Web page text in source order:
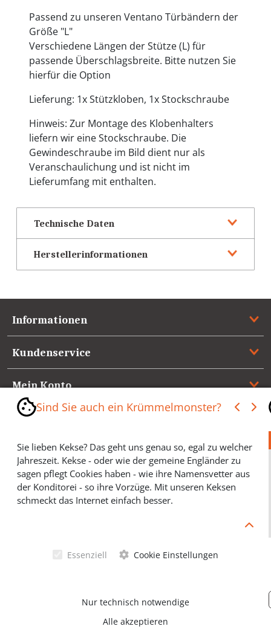
Passend zu unseren Ventano Türbändern der
Größe "L"
Verschiedene Längen der Stütze (L) für
passende Überschlagsbreite. Bitte nutzen Sie
hierfür die Option
Lieferung: 1x Stützkloben, 1x Stockschraube
Hinweis: Zur Montage des Klobenhalters
liefern wir eine Stockschraube. Die
Gewindeschraube im Bild dient nur als
Veranschaulichung und ist nicht im
Lieferumfang mit enthalten.
Technische Daten
Herstellerinformationen
Informationen
Kundenservice
Mein Konto
Referenzen
Medienspiegel & Presseinformationen
*** Vertrag widerrufen ***
© Schörghofer Ventano Beschläge GmbH & Co KG 2026
Sind Sie auch ein Krümmelmonster?
Sie lieben Kekse? Das geht uns genau so, egal zu welcher
Jahreszeit. Kekse - oder wie der gemeine Engländer zu
sagen pflegt Cookies haben - wie ihre Namensvetter aus
der Konditorei - so ihre Vorzüge. Mit unseren Keksen
schmeckt das Internet einfach besser.
Cookies helfen Ihnen, Ihre gewünschten Artikel schneller
Werbung sparen und selbstverständlich anonyme
Statistiken erstellen (#Ehrensache). Deshalb schmecken
Essenziell Cookie Einstellungen
Nur technisch notwendige
Alle akzeptieren